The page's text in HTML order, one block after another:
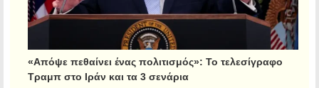
«Απόψε πεθαίνει ένας πολιτισμός»: Το τελεσίγραφο
Τραμπ στο Ιράν και τα 3 σενάρια